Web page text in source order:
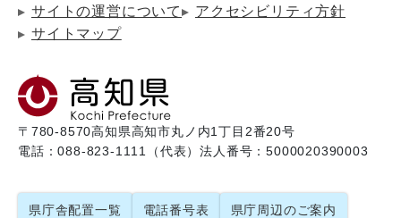
サイトの運営について
アクセシビリティ方針
サイトマップ
〒780-8570高知県高知市丸ノ内1丁目2番20号
電話：088-823-1111（代表）法人番号：5000020390003
県庁舎配置一覧 電話番号表 県庁周辺のご案内